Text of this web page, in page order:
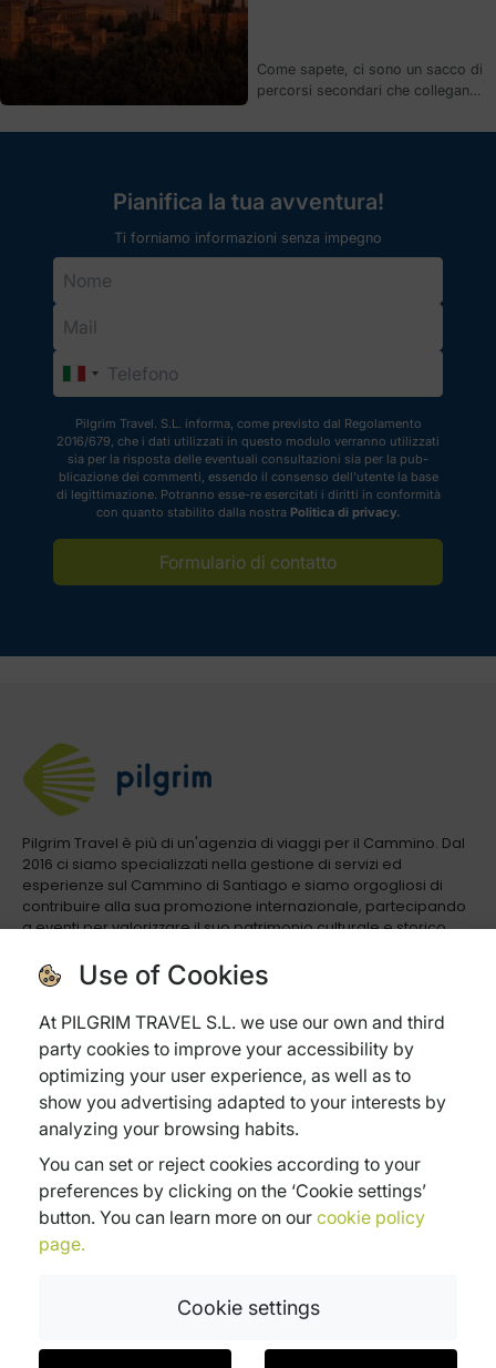
Come sapete, ci sono un sacco di
percorsi secondari che collegano
Spagna, fino a sviluppare una rete
occasione, ti parleremo di una
Cammino Mozárabe.
Pianifica la tua avventura!
Ti forniamo informazioni senza impegno
Pilgrim Travel. S.L. informa, come previsto dal Regolamento
2016/679, che i dati utilizzati in questo modulo verranno utilizzati
sia per la risposta delle eventuali consultazioni sia per la pub-
blicazione dei commenti, essendo il consenso dell'utente la base
di legittimazione. Potranno esse-re esercitati i diritti in conformità
con quanto stabilito dalla nostra Politica di privacy.
Formulario di contatto
Pilgrim Travel è più di un'agenzia di viaggi per il Cammino. Dal
2016 ci siamo specializzati nella gestione di servizi ed
esperienze sul Cammino di Santiago e siamo orgogliosi di
contribuire alla sua promozione internazionale, partecipando
a eventi per valorizzare il suo patrimonio culturale e storico.
Licenza di agenzia di viaggi XG-635
©Pilgrim.2026. Tutti i diritti riservati
CONTATTO
info@pilgrim.es
+34 910 607 497
Manuel Murguía s/n
Ed. Casa del Agua 1º, L 1B
A Coruña, 15011, España
RETI SOCIALI
facebook.com/pilgrim.es
instagram.es/pilgrim.es
Politica di cookies
Italiano
Use of Cookies
At PILGRIM TRAVEL S.L. we use our own and third
party cookies to improve your accessibility by
optimizing your user experience, as well as to
show you advertising adapted to your interests by
analyzing your browsing habits.
You can set or reject cookies according to your
preferences by clicking on the ‘Cookie settings’
button. You can learn more on our cookie policy
page.
Cookie settings